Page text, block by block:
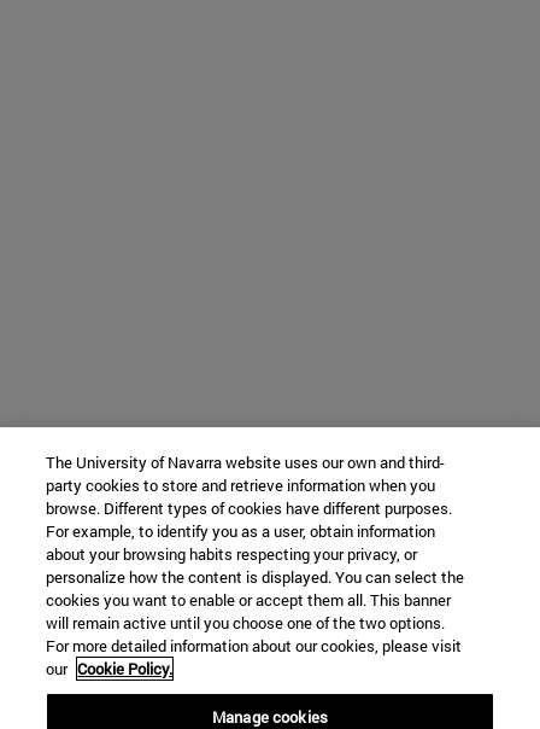
The University of Navarra website uses our own and third-
party cookies to store and retrieve information when you
browse. Different types of cookies have different purposes.
For example, to identify you as a user, obtain information
about your browsing habits respecting your privacy, or
personalize how the content is displayed. You can select the
cookies you want to enable or accept them all. This banner
will remain active until you choose one of the two options.
For more detailed information about our cookies, please visit
our Cookie Policy.
Manage cookies